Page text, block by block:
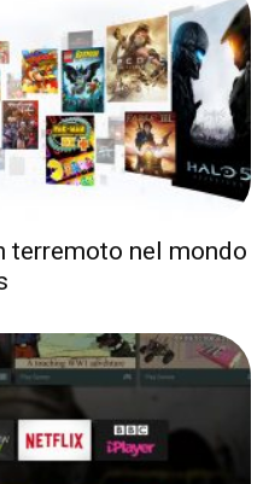
terremoto nel mondo